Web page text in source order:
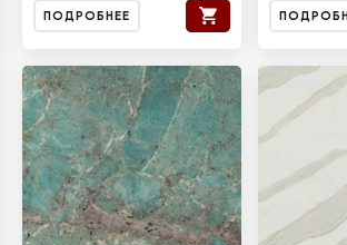
ПОДРОБНЕЕ